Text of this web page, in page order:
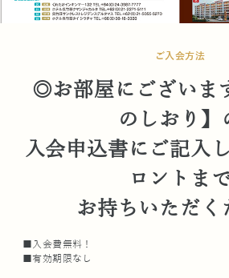
ご入会方法
◎お部屋にございま
のしおり】
入会申込書にご記入
ロントま
お持ちいただ
■入会費無料！
■有効期限なし